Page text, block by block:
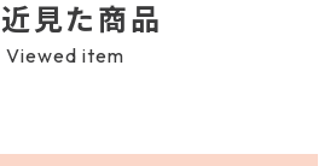
近見た商品
Viewed item